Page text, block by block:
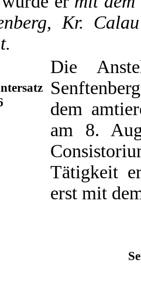
Kr.
Die
dem
am 8.
Tätigkeit
erst mit